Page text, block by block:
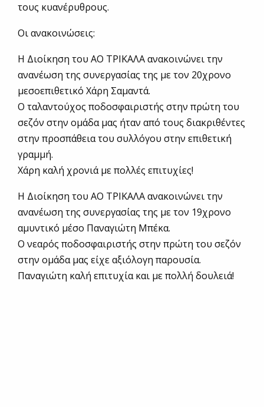
τους κυανέρυθρους.
Οι ανακοινώσεις:
Η Διοίκηση του ΑΟ ΤΡΙΚΑΛΑ ανακοινώνει την
ανανέωση της συνεργασίας της με τον 20χρονο
μεσοεπιθετικό Χάρη Σαμαντά.
Ο ταλαντούχος ποδοσφαιριστής στην πρώτη του
σεζόν στην ομάδα μας ήταν από τους διακριθέντες
στην προσπάθεια του συλλόγου στην επιθετική
γραμμή.
Χάρη καλή χρονιά με πολλές επιτυχίες!
Η Διοίκηση του ΑΟ ΤΡΙΚΑΛΑ ανακοινώνει την
ανανέωση της συνεργασίας της με τον 19χρονο
αμυντικό μέσο Παναγιώτη Μπέκα.
Ο νεαρός ποδοσφαιριστής στην πρώτη του σεζόν
στην ομάδα μας είχε αξιόλογη παρουσία.
Παναγιώτη καλή επιτυχία και με πολλή δουλειά!